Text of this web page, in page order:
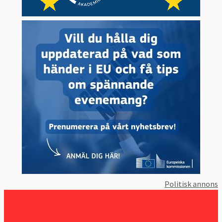
För första gången infördes regler för att
och hur ett land kan lämna EU. EU blev
också en juridisk person.
Med Lissabonfördragetinfördes nya
beslutsregler för ministerrådet. På ett stort
antal områden tas beslut med kvalificerad
majoritet, det vill säga att inget land
ensamt kan blockera ett förslag (veto).
Syftet är att påskynda och effektivisera
beslutsfattandet. Vetorätten kvarstår när
det bland annat gäller utrikes- och
säkerhetspolitiken, skatte- och
socialpolitiken. De nya områdena är bland
andra polissamarbete, terroristbekämpning
Politisk annons